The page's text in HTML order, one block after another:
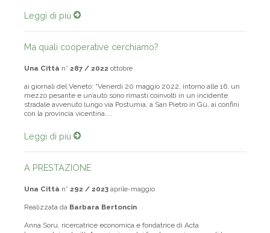
Leggi di più
Ma quali cooperative cerchiamo?
Una Città n° 287 / 2022 ottobre
ai giornali del Veneto: “Venerdì 20 maggio 2022, intorno alle 16, un
mezzo pesante e un’auto sono rimasti coinvolti in un incidente
stradale avvenuto lungo via Postumia, a San Pietro in Gù, ai confini
con la provincia vicentina....
Leggi di più
A PRESTAZIONE
Una Città n° 292 / 2023 aprile-maggio
Realizzata da Barbara Bertoncin
Anna Soru, ricercatrice economica e fondatrice di Acta